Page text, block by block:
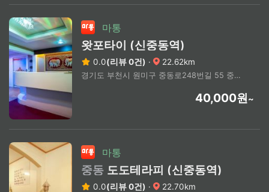
마통
왓포타이 (신중동역)
0.0(리뷰 0건) · 22.62km
경기도 부천시 원미구 중동로248번길 55 중동 1146-4 무광 프라자 4층 403호
40,000원~
마통
중동 도도테라피 (신중동역)
0.0(리뷰 0건) · 22.70km